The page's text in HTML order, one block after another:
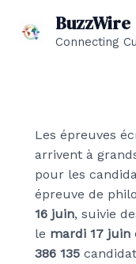
BuzzWire
Connecting
Les épreuves
arrivent à
pour les
épreuve de
16 juin, suivie
le mardi 17 juin
386 135